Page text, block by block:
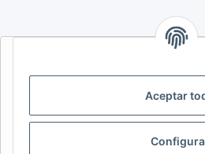
Aceptar
SELECT REGION & LANGUAGE |
DE AT CH
BE (NL)